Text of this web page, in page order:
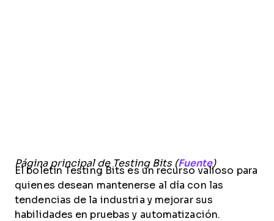
Página principal de Testing Bits (Fuente)
El boletín Testing Bits es un recurso valioso para
quienes desean mantenerse al día con las
tendencias de la industria y mejorar sus
habilidades en pruebas y automatización.